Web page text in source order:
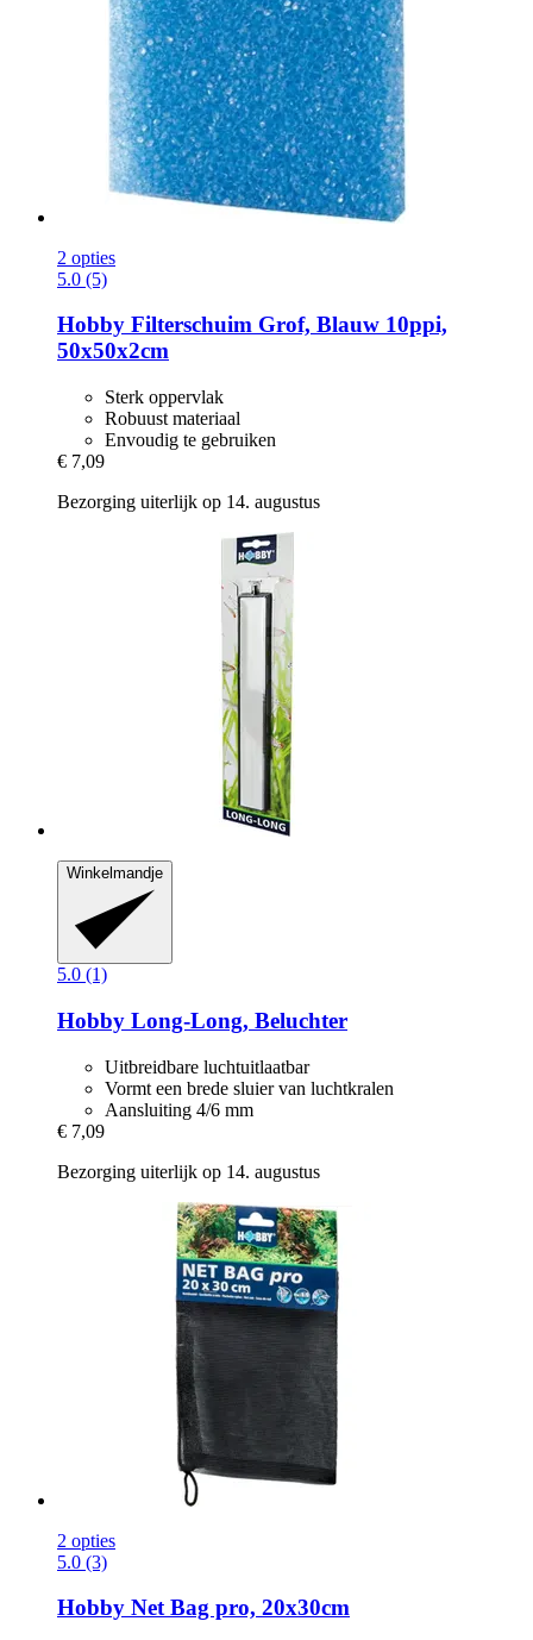
2 opties
5.0 (5)
Hobby Filterschuim Grof, Blauw 10ppi,
50x50x2cm
Sterk oppervlak
Robuust materiaal
Envoudig te gebruiken
€ 7,09
Bezorging uiterlijk op 14. augustus
Winkelmandje
5.0 (1)
Hobby Long-​Long, Beluchter
Uitbreidbare luchtuitlaatbar
Vormt een brede sluier van luchtkralen
Aansluiting 4/6 mm
€ 7,09
Bezorging uiterlijk op 14. augustus
2 opties
5.0 (3)
Hobby Net Bag pro, 20x30cm